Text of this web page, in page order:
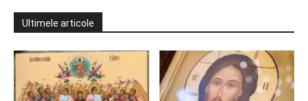
Ultimele articole